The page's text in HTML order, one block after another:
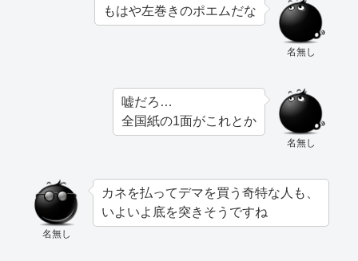
名無し
もはや左巻きのポエムだな
名無し
嘘だろ…
全国紙の1面がこれとか
名無し
カネを払ってデマを買う奇特な人も、
いよいよ底を突きそうですね